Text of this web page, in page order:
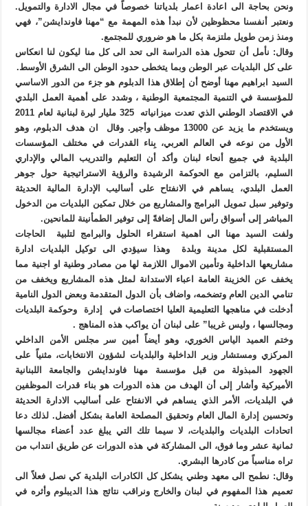
ونحن بحاجة الى اعادة اعمار بلدياتنا خصوصاً في مجال الادارة والتمويل.
ونعتبر أنفسنا محظوظين لأن نبدأ هذه المهمة مع “مهنا فاوندايشن”، فهي
ومنذ زمن طويل ملتزمة بكل ما هو ضروري للمجتمع.
وقال: نأمل أن تتحول هذه الدراسة الى تحد الى كل منا ليكون لنا انعكاس
على كل البلديات عبر الوطن وبما يتخطى حدود الوطن الى الشرق الأوسط.
السيد ابراهيم مهنا أوضح أن إطلاق هذا الدبلوم هو جزء من الدور الاساسي
للمؤسسة في التنمية المجتمعية الوطنية ، وشدد على أهمية العمل البلدي
في الاقتصاد الوطني الذي تعدت ميزانياته 325 مليار ليرة لبنانية لعام 2011
ويستخدم ما يزيد عن 13000 موظف وأجير. وقال ان هدف الدبلوم، وهو
الأول من نوعه في العالم العربي، بِناء القدرات في مختلف المؤسسات
البلدية في جميع أنحاء لبنان وأكد أن التعليم والتدريب المالي والإداري
السليم، بالتزامن مع الحوكمة الرشيدة والرؤية الاستراتيجية حول جوهر
العمل البلدي، يساهم في الانفتاح على أساليب الإدارة المالية الحديثة
وتوفير سبل تمويل البرامج والمشاريع من خلال تمكين البلديات من الدخول
المباشر إلى أسواق رأس المال إضافةً إلى توفير الطمأنينة للمانحين.
ولفت السيد مهنا الى اهمية استقراء الحلول والبرامج لتلبية الحاجات
المستقبلية لكل مدينة وبلدة وهذا سيؤدي الى توكيل البلديات ادارة
مشاريعها الداخلية وتأمين الاموال اللازمة لها من مصادر وطنية او اجنية مما
يخفف عن الخزينة العامة اعباء الاستدانة لمثل هذه المشاريع ويخفف من
تنامي الدين العام وتضخمه، واضاف بأن الدول المتقدمة وبعض الدول النامية
أدخلت في مناهجها التعليمية العليا اختصاصات في إدارة وحوكمة البلديات
ومجالسها ، وليس غريبا” على لبنان أن يواكب هذه المناهج .
وختم العميد الياس الخوري، وهو أيضاً أمين سر مجلس الأمن الداخلي
المركزي ومستشار وزير الداخلية والبلديات لشؤون الانتخابات، مثنياً على
الجهود المبذولة من قبل مؤسسة مهنا فاوندايشن والجامعة اللبنانية
الأميركية وأشار إلى أن الهدف من هذه الدورات هو بناء قدرات الموظفين
في البلديات، الأمر الذي يساهم في الانفتاح على أساليب الادارة الحديثة
وتحسين إدارة المال العام وتحقيق المصلحة العامة بشكل أفضل. لذلك دعا
اتحادات البلديات والبلديات، لا سيما تلك التي يبلغ عدد أعضاء مجالسها
ثمانية عشر وما فوق، الى المشاركة في هذه الدورات عن طريق انتداب من
تراه مناسباً من كادرها البشري.
وقال: نطمح الى معهد وطني يشكل كل الكادرات البلدية كي نصل فعلاً الى
تعميم هذا المفهوم في لبنان والخارج ونراقب نتائج هذا الديبلوم وأثره في